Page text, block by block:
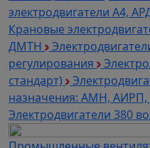
электродвигатели A4,
Крановые
ДМТН
регулирования
стандарт)
назначения: АМН,
Электродвигатели 380